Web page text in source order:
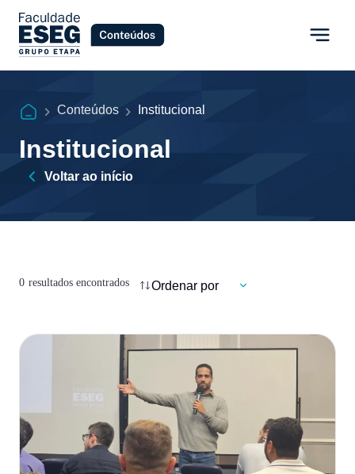
Conteúdos Institucional
Institucional
Voltar ao início
0 resultados encontrados